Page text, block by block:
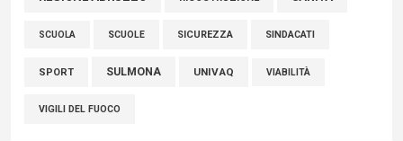
SCUOLA SCUOLE SICUREZZA SINDACATI
SPORT SULMONA UNIVAQ VIABILITÀ
VIGILI DEL FUOCO